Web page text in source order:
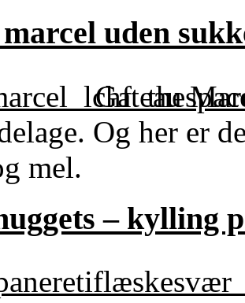
uden
Gateau
Og her er
mel.
– kylling